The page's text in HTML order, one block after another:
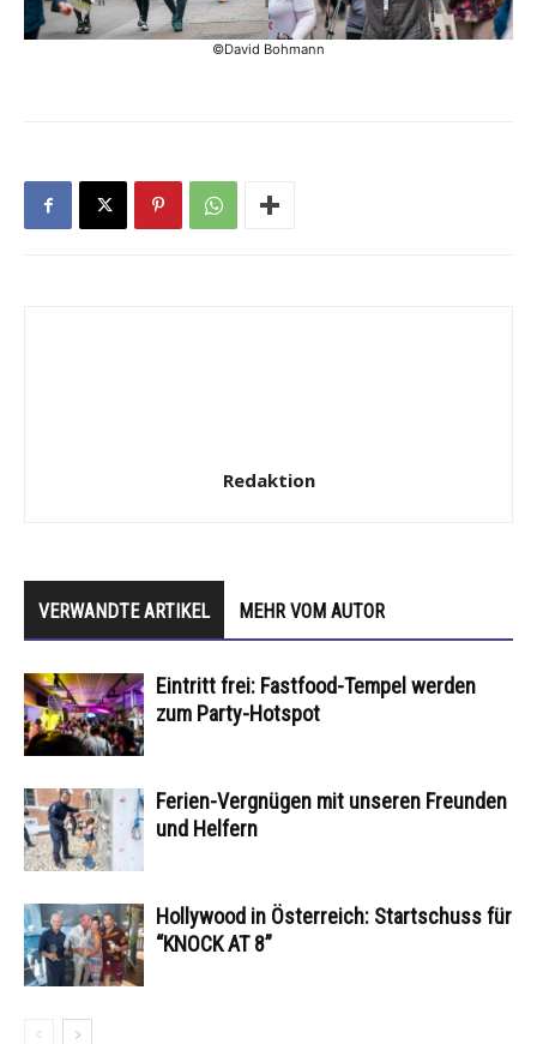
©David Bohmann
Redaktion
VERWANDTE ARTIKEL MEHR VOM AUTOR
Eintritt frei: Fastfood-Tempel werden
zum Party-Hotspot
Ferien-Vergnügen mit unseren Freunden
und Helfern
Hollywood in Österreich: Startschuss für
“KNOCK AT 8”